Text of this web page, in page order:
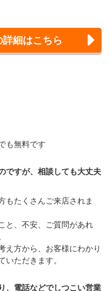
細はこちら
も無料です
ですが、相談しても大丈夫
もたくさんご来店されま
と、不安、ご質問があれ
え方から、お客様にわかり
いただきます。
、電話などでしつこい営業